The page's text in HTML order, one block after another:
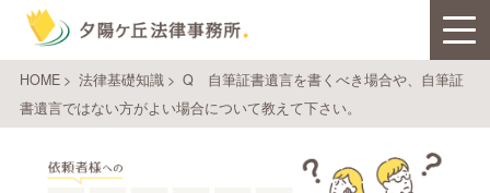
HOME> 法律基礎知識> Q 自筆証書遺言を書くべき場合や、自筆証
書遺言ではない方がよい場合について教えて下さい。